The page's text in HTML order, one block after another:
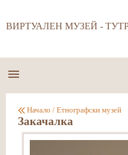
ВИРТУАЛЕН МУЗЕЙ -
Начало / Етнографски музей
Закачалка